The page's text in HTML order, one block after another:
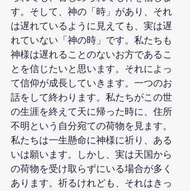
す。そして、神の「時」があり、それ
は遅れているように見えても、実は遅
れていない「神の時」です。私たちも
神様は遅れることのないお方であるこ
とを信じたいと思います。それによっ
て信仰が成長していきます。一つのお
話をして終わります。私たちがこの世
の生涯を終えて天に帰った時に、住所
不明という自分宛ての荷物を見ます。
私たちは一生懸命に神様に祈り、ある
いは願います。しかし、実は天国から
の荷物を受け取らずにいる場合が多く
あります。祈るけれども、それはきっ